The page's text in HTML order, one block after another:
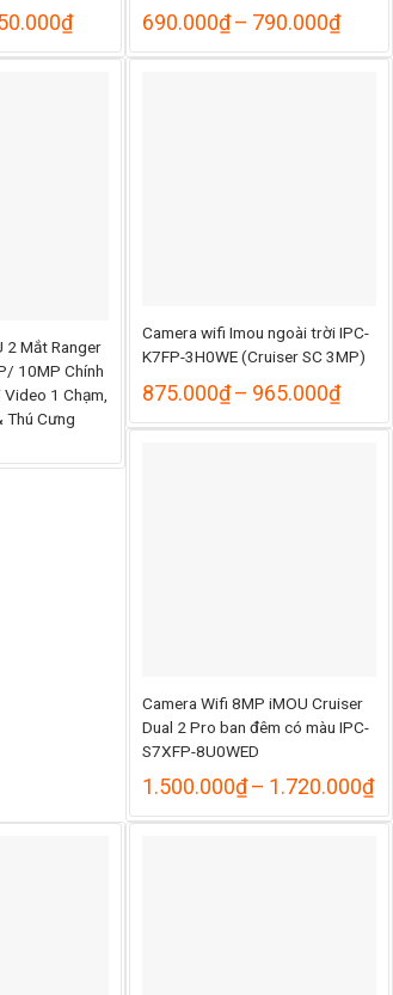
₫Khoảng
từ
690.000₫– 790.000₫
từ
2 Mắt Ranger
10MP Chính
1 Chạm,
Thú Cưng
Camera wifi Imou ngoài trời IPC-
K7FP-3H0WE (Cruiser SC 3MP)
875.000₫– 965.000₫
giá:
từ
Camera Wifi 8MP iMOU Cruiser
Dual 2 Pro ban đêm có màu IPC-
S7XFP-8U0WED
1.500.000₫– 1.720.000₫
từ